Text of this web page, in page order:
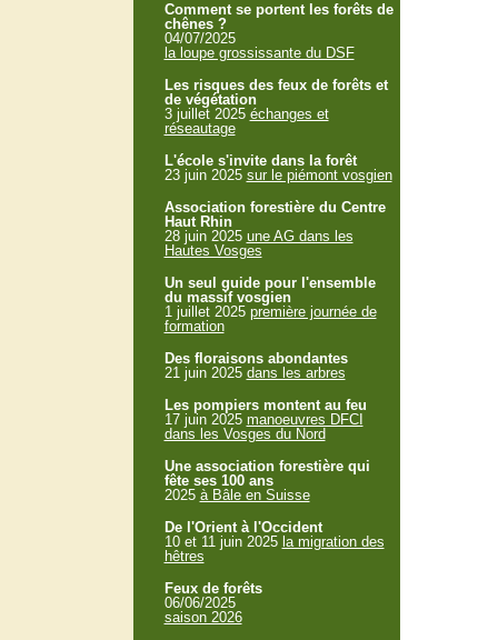
Comment se portent les forêts de
chênes ?
04/07/2025
la loupe grossissante du DSF
Les risques des feux de forêts et
de végétation
3 juillet 2025 échanges et
réseautage
L'école s'invite dans la forêt
23 juin 2025 sur le piémont vosgien
Association forestière du Centre
Haut Rhin
28 juin 2025 une AG dans les
Hautes Vosges
Un seul guide pour l'ensemble
du massif vosgien
1 juillet 2025 première journée de
formation
Des floraisons abondantes
21 juin 2025 dans les arbres
Les pompiers montent au feu
17 juin 2025 manoeuvres DFCI
dans les Vosges du Nord
Une association forestière qui
fête ses 100 ans
2025 à Bâle en Suisse
De l'Orient à l'Occident
10 et 11 juin 2025 la migration des
hêtres
Feux de forêts
06/06/2025
saison 2026